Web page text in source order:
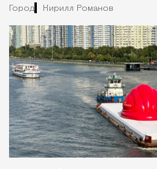
Город Кирилл Романов